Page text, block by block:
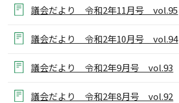
議会だより 令和2年11月号 vol.95
議会だより 令和2年10月号 vol.94
議会だより 令和2年9月号 vol.93
議会だより 令和2年8月号 vol.92